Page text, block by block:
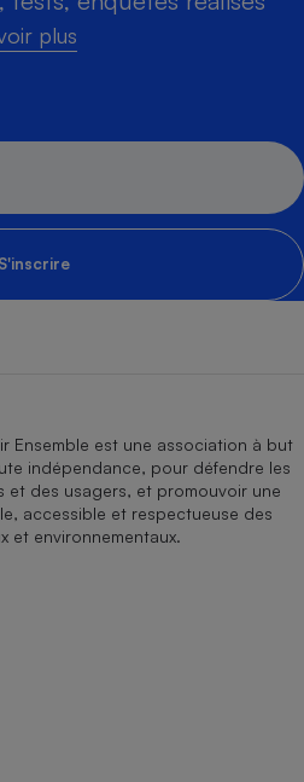
plus
S'inscrire
Ensemble est une association à but
indépendance, pour défendre les
et des usagers, et promouvoir une
accessible et respectueuse des
et environnementaux.